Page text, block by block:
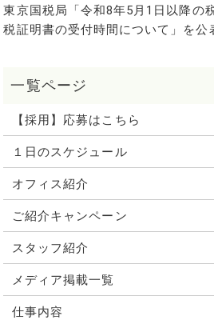
東京国税局「令和8年5月1日以降の
税証明書の受付時間について」を公
【採用】応募はこちら
１日のスケジュール
オフィス紹介
ご紹介キャンペーン
スタッフ紹介
メディア掲載一覧
仕事内容